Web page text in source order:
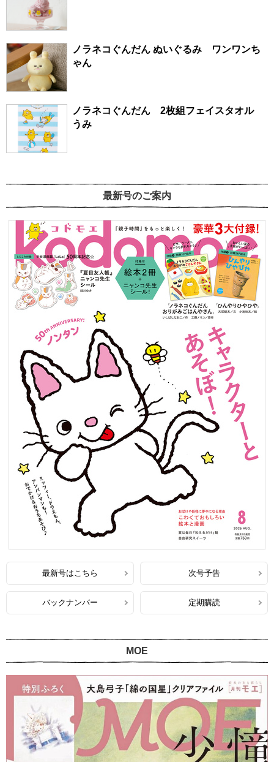
ノラネコぐんだん ぬいぐるみ ワンワンち
ゃん
ノラネコぐんだん 2枚組フェイスタオル
うみ
最新号のご案内
最新号はこちら 次号予告
バックナンバー 定期購読
MOE